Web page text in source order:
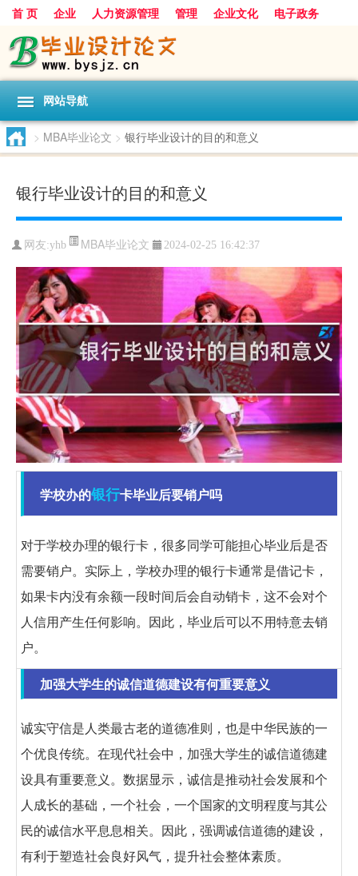
首 页 企业 人力资源管理 管理 企业文化
电子政务
数据
旅游 项目 浅谈 发展
网站导航
> MBA毕业论文 > 银行毕业设计的目的和意义
银行毕业设计的目的和意义
网友:yhb MBA毕业论文 2024-02-25 16:42:37
学校办的银行卡毕业后要销户吗
对于学校办理的银行卡，很多同学可能担心毕业后是否
需要销户。实际上，学校办理的银行卡通常是借记卡，
如果卡内没有余额一段时间后会自动销卡，这不会对个
人信用产生任何影响。因此，毕业后可以不用特意去销
户。
加强大学生的诚信道德建设有何重要意义
诚实守信是人类最古老的道德准则，也是中华民族的一
个优良传统。在现代社会中，加强大学生的诚信道德建
设具有重要意义。数据显示，诚信是推动社会发展和个
人成长的基础，一个社会，一个国家的文明程度与其公
民的诚信水平息息相关。因此，强调诚信道德的建设，
有利于塑造社会良好风气，提升社会整体素质。